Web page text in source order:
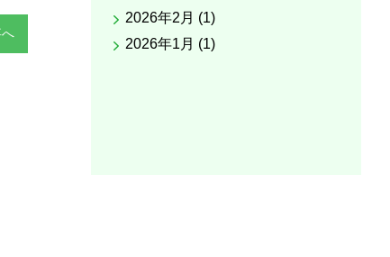
2026年2月 (1)
2026年1月 (1)